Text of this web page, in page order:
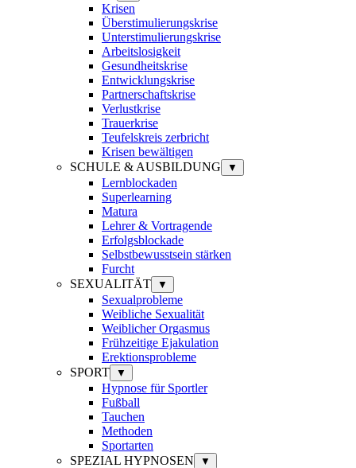
Krisen
Überstimulierungskrise
Unterstimulierungskrise
Arbeitslosigkeit
Gesundheitskrise
Entwicklungskrise
Partnerschaftskrise
Verlustkrise
Trauerkrise
Teufelskreis zerbricht
Krisen bewältigen
SCHULE & AUSBILDUNG
▼
Lernblockaden
Superlearning
Matura
Lehrer & Vortragende
Erfolgsblockade
Selbstbewusstsein stärken
Furcht
SEXUALITÄT
▼
Sexualprobleme
Weibliche Sexualität
Weiblicher Orgasmus
Frühzeitige Ejakulation
Erektionsprobleme
SPORT
▼
Hypnose für Sportler
Fußball
Tauchen
Methoden
Sportarten
SPEZIAL HYPNOSEN
▼